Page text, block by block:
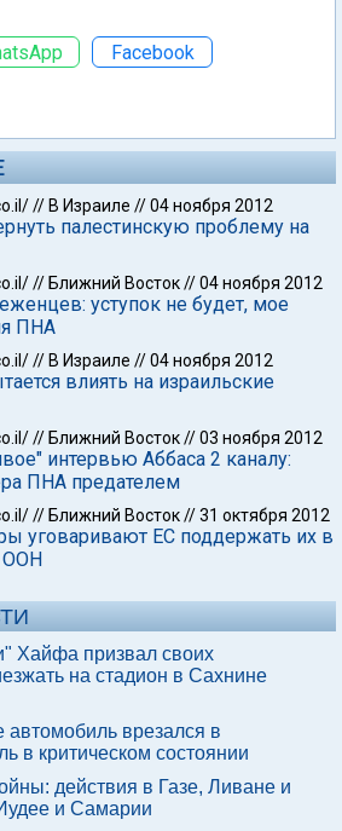
Facebook
// В Израиле //04 ноября 2012
палестинскую проблему на
// Ближний Восток//04 ноября 2012
уступок не будет, мое
ПНА
// В Израиле //04 ноября 2012
влиять на израильские
// Ближний Восток//03 ноября 2012
интервью Аббаса 2 каналу:
ПНА предателем
// Ближний Восток//31 октября 2012
уговаривают ЕС поддержать их в
ООН
Хайфа призвал своих
на стадион в Сахнине
врезался в
в критическом состоянии
действия в Газе, Ливане и
и Самарии